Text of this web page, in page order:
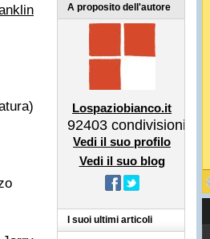
A proposito dell'autore
Lospaziobianco.it
92403 condivisioni
Vedi il suo profilo
Vedi il suo blog
I suoi ultimi articoli